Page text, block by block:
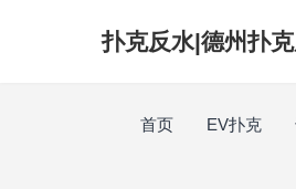
扑克反水|德州扑
首页 EV扑克